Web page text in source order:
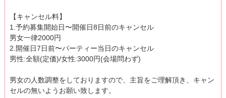
【キャンセル料】
1.予約募集開始日〜開催日8日前のキャンセル
男女一律2000円
2.開催日7日前〜パーティー当日のキャンセル
男性:全額(定価)/女性:3000円(会場問わず)
男女の人数調整をしておりますので、主旨をご理解頂き、キャン
セルの無いようお願い致します。